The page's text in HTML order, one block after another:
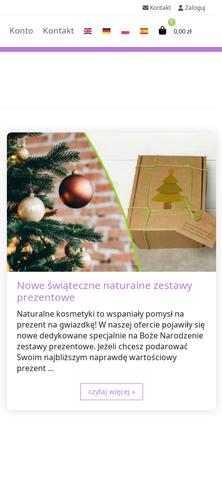
Kontakt Zaloguj
Konto Kontakt
0
0,00zł
Nowe świąteczne naturalne zestawy
prezentowe
Naturalne kosmetyki to wspaniały pomysł na
prezent na gwiazdkę! W naszej ofercie pojawiły się
nowe dedykowane specjalnie na Boże Narodzenie
zestawy prezentowe. Jeżeli chcesz podarować
Swoim najbliższym naprawdę wartościowy
prezent ...
czytaj więcej »